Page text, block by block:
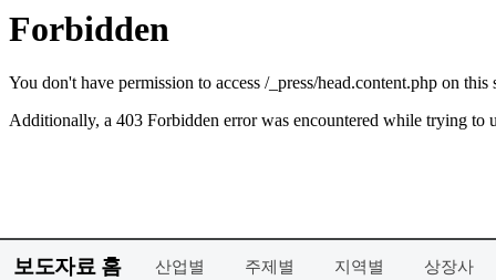
보도자료 홈 산업별 주제별 지역별 상장사